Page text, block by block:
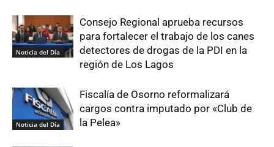
Noticia del Día
Consejo Regional aprueba recursos
para fortalecer el trabajo de los canes
detectores de drogas de la PDI en la
región de Los Lagos
Noticia del Día
Fiscalía de Osorno reformalizará
cargos contra imputado por «Club de
la Pelea»